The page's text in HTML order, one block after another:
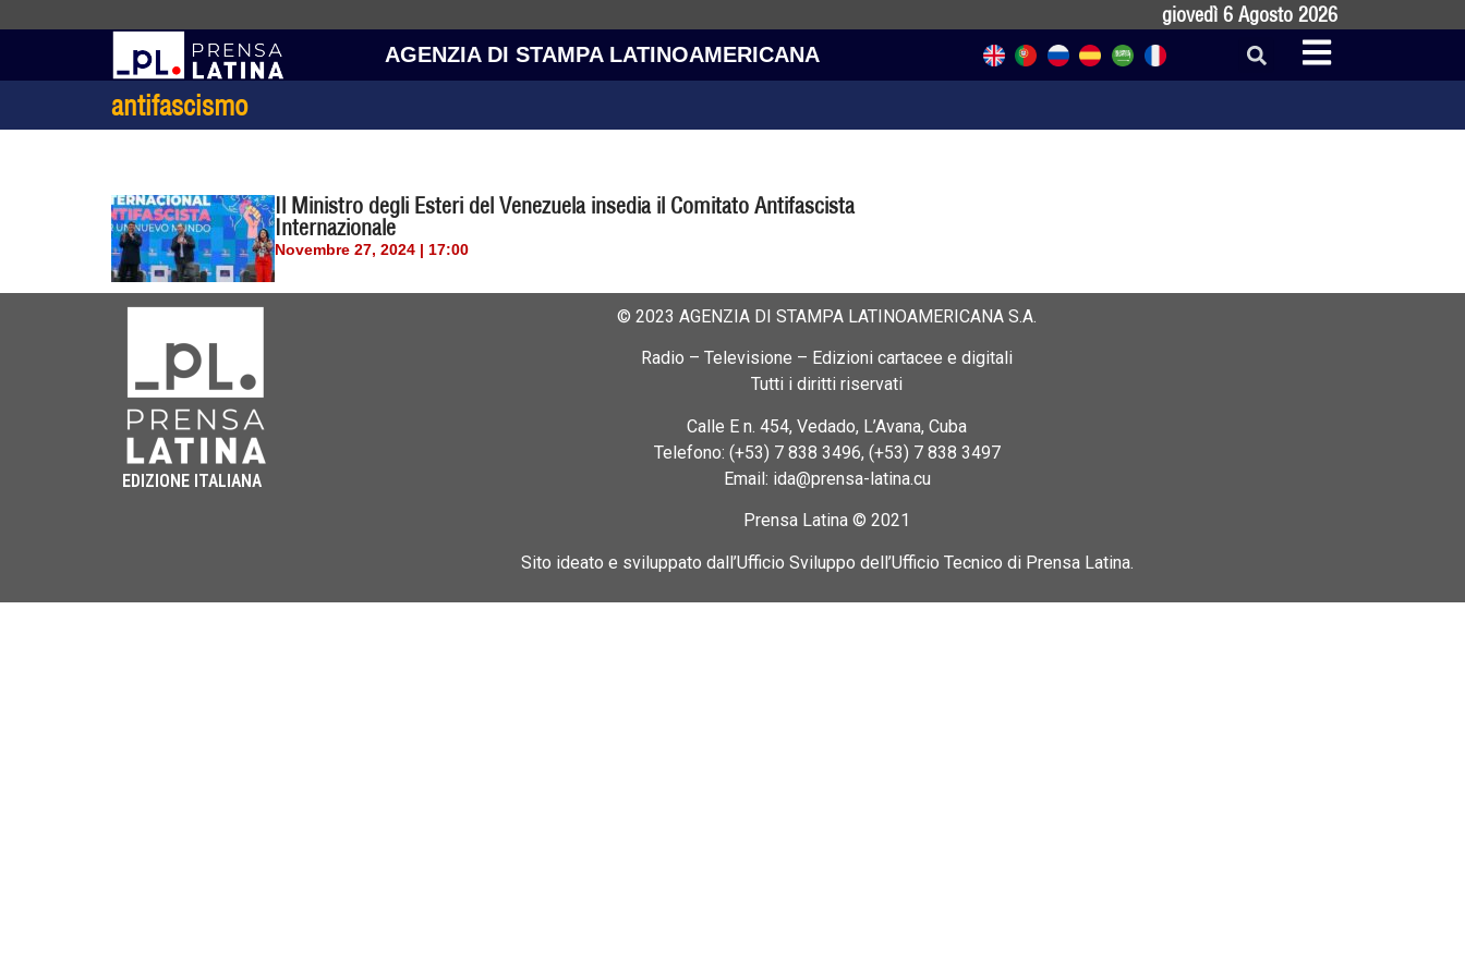
giovedì 6 Agosto 2026
AGENZIA DI STAMPA LATINOAMERICANA
antifascismo
Il Ministro degli Esteri del Venezuela insedia il Comitato Antifascista
Internazionale
Novembre 27, 2024 | 17:00
EDIZIONE ITALIANA
© 2023 AGENZIA DI STAMPA LATINOAMERICANA S.A.
Radio – Televisione – Edizioni cartacee e digitali
Tutti i diritti riservati
Calle E n. 454, Vedado, L’Avana, Cuba
Telefono: (+53) 7 838 3496, (+53) 7 838 3497
Email: ida@prensa-latina.cu
Prensa Latina © 2021
Sito ideato e sviluppato dall’Ufficio Sviluppo dell’Ufficio Tecnico di Prensa Latina.